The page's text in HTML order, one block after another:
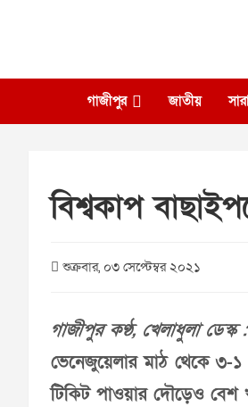
গাজীপুর জাতীয়
বিশ্বকাপ
শুক্রবার, ০৩ সেপ্টেম্বর ২০২১
গাজীপুর কণ্ঠ, খেলাধুলা ডেস্ক
ভেনেজুয়েলার মাঠ থেকে ৩-১
টিকিট পাওয়ার দৌড়েও বেশ